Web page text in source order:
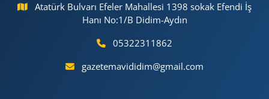
Atatürk Bulvarı Efeler Mahallesi 1398 sokak Efendi İş
Hanı No:1/B Didim-Aydın
05322311862
gazetemavididim@gmail.com